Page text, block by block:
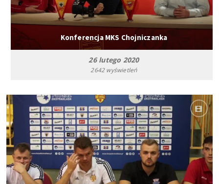
Konferencja MKS Chojniczanka
26 lutego 2020
2642 wyświetleń